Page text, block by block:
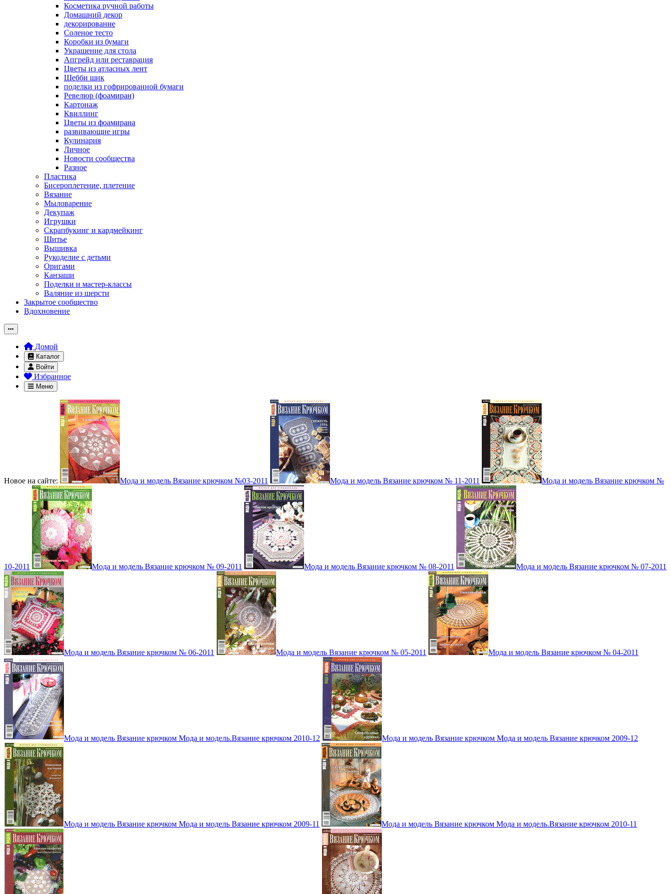
Косметика ручной работы
Домашний декор
декорирование
Соленое тесто
Коробки из бумаги
Украшение для стола
Апгрейд или реставрация
Цветы из атласных лент
Шебби шик
поделки из гофрированной бумаги
Ревелюр (фоамиран)
Картонаж
Квиллинг
Цветы из фоамирана
развивающие игры
Кулинария
Личное
Новости сообщества
Разное
Пластика
Бисероплетение, плетение
Вязание
Мыловарение
Декупаж
Игрушки
Скрапбукинг и кардмейкинг
Шитье
Вышивка
Рукоделие с детьми
Оригами
Канзаши
Поделки и мастер-классы
Валяние из шерсти
Закрытое сообщество
Вдохновение
Домой
Каталог
Войти
Избранное
Меню
Новое на сайте: Мода и модель Вязание крючком №03-2011 Мода и модель Вязание крючком № 11-2011 Мода и модель Вязание крючком №
10-2011 Мода и модель Вязание крючком № 09-2011 Мода и модель Вязание крючком № 08-2011 Мода и модель Вязание крючком № 07-2011
Мода и модель Вязание крючком № 06-2011 Мода и модель Вязание крючком № 05-2011 Мода и модель Вязание крючком № 04-2011
Мода и модель Вязание крючком Мода и модель.Вязание крючком 2010-12 Мода и модель Вязание крючком Мода и модель Вязание крючком 2009-12
Мода и модель Вязание крючком Мода и модель Вязание крючком 2009-11 Мода и модель Вязание крючком Мода и модель.Вязание крючком 2010-11